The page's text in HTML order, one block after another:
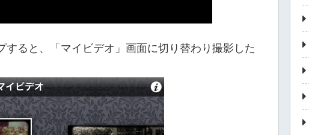
ると、「マイビデオ」画面に切り替わり撮影した